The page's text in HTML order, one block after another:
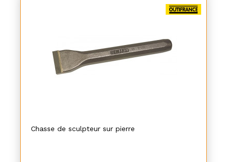
Chasse de sculpteur sur pierre